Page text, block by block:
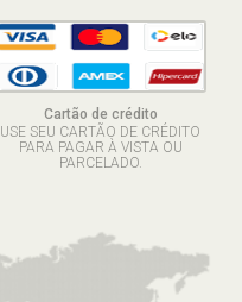
Cartão de crédito
USE SEU CARTÃO DE CRÉDITO
PARA PAGAR À VISTA OU
PARCELADO.